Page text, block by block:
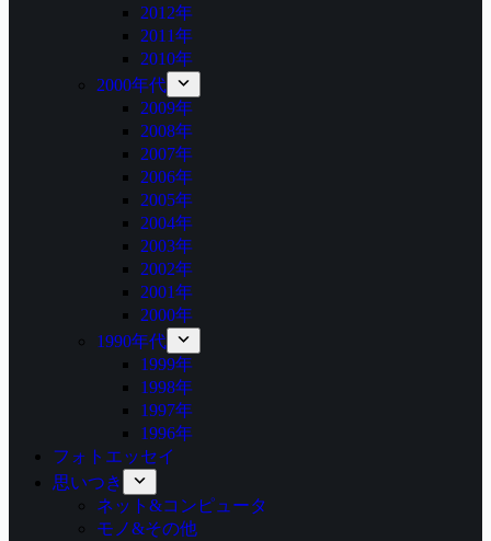
2012年
2011年
2010年
2000年代
2009年
2008年
2007年
2006年
2005年
2004年
2003年
2002年
2001年
2000年
1990年代
1999年
1998年
1997年
1996年
フォトエッセイ
思いつき
ネット&コンピュータ
モノ&その他